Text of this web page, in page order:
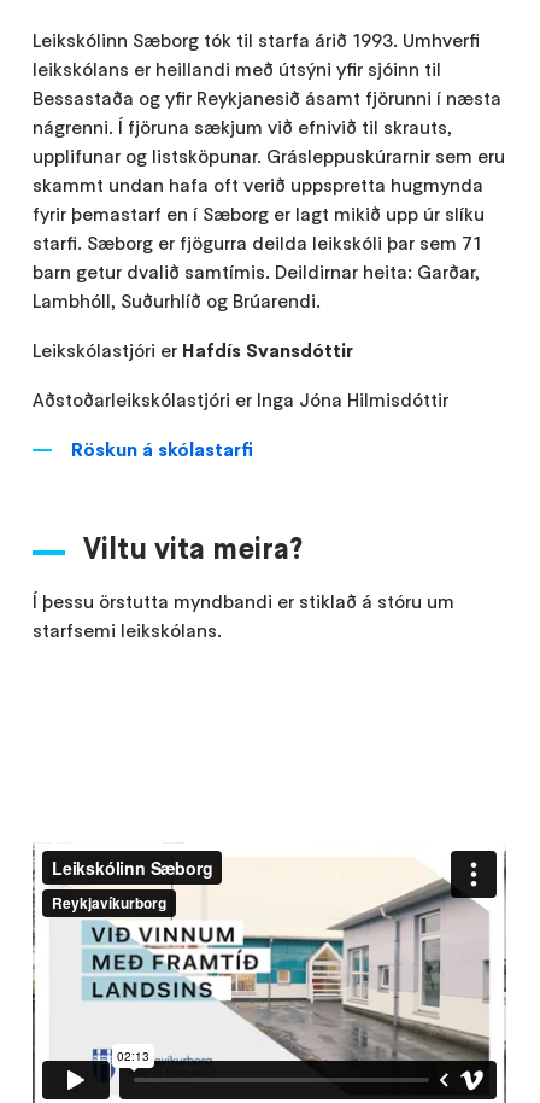
Leikskólinn Sæborg tók til starfa árið 1993. Umhverfi
leikskólans er heillandi með útsýni yfir sjóinn til
Bessastaða og yfir Reykjanesið ásamt fjörunni í næsta
nágrenni. Í fjöruna sækjum við efnivið til skrauts,
upplifunar og listsköpunar. Grásleppuskúrarnir sem eru
skammt undan hafa oft verið uppspretta hugmynda
fyrir þemastarf en í Sæborg er lagt mikið upp úr slíku
starfi. Sæborg er fjögurra deilda leikskóli þar sem 71
barn getur dvalið samtímis. Deildirnar heita: Garðar,
Lambhóll, Suðurhlíð og Brúarendi.
Leikskólastjóri er Hafdís Svansdóttir
Aðstoðarleikskólastjóri er Inga Jóna Hilmisdóttir
Röskun á skólastarfi
Viltu vita meira?
Í þessu örstutta myndbandi er stiklað á stóru um
starfsemi leikskólans.